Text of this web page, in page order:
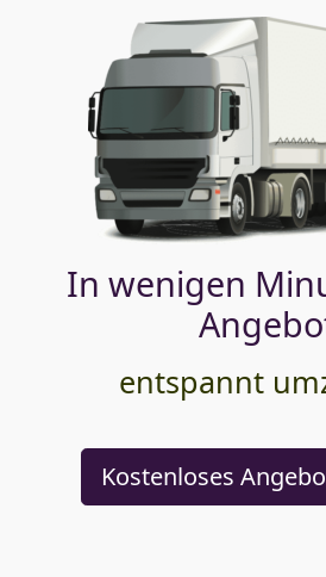
In wenigen
entspannt
Kostenloses